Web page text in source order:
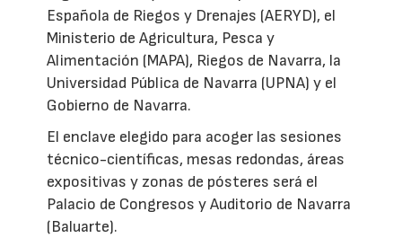
Española de Riegos y Drenajes (AERYD), el
Ministerio de Agricultura, Pesca y
Alimentación (MAPA), Riegos de Navarra, la
Universidad Pública de Navarra (UPNA) y el
Gobierno de Navarra.
El enclave elegido para acoger las sesiones
técnico-científicas, mesas redondas, áreas
expositivas y zonas de pósteres será el
Palacio de Congresos y Auditorio de Navarra
(Baluarte).